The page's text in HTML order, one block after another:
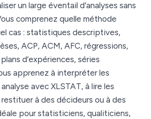
un large éventail d’analyses sans
comprenez quelle méthode
cas : statistiques descriptives,
ACP, ACM, AFC, régressions,
d’expériences, séries
apprenez à interpréter les
avec XLSTAT, à lire les
à des décideurs ou à des
pour statisticiens, qualiticiens,